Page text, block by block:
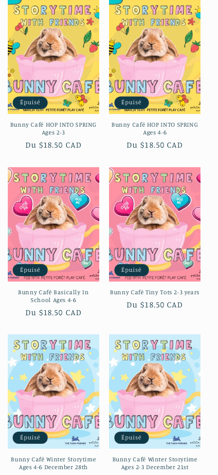
Épuisé
Bunny Café HOP INTO SPRING
Ages 2-3
Prix
Du $18.50 CAD
Épuisé
Bunny Café HOP INTO SPRING
Ages 4-6
Prix
Du $18.50 CAD
Épuisé
Bunny Café Basically In
School Ages 4-6
Prix
Du $18.50 CAD
Épuisé
Bunny Café Tiny Tots 2-3 years
Prix
Du $18.50 CAD
Épuisé
Bunny Café Winter Storytime
Ages 4-6 December 28th
Épuisé
Bunny Café Winter Storytime
Ages 2-3 December 21st